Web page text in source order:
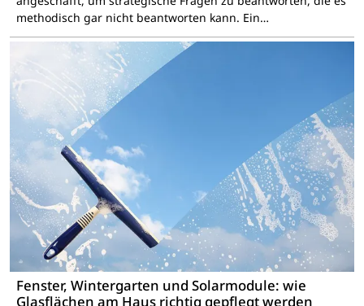
methodisch gar nicht beantworten kann. Ein…
Fenster, Wintergarten und Solarmodule: wie
Glasflächen am Haus richtig gepflegt werden